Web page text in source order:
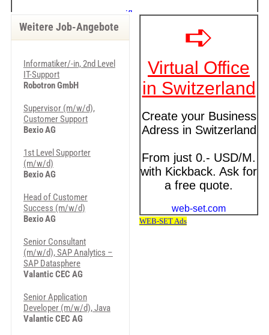
Weitere Job-Angebote
Informatiker/-in, 2nd Level
IT-Support
Robotron GmbH
Supervisor (m/w/d),
Customer Support
Bexio AG
1st Level Supporter
(m/w/d)
Bexio AG
Head of Customer
Success (m/w/d)
Bexio AG
Senior Consultant
(m/w/d), SAP Analytics –
SAP Datasphere
Valantic CEC AG
Senior Application
Developer (m/w/d), Java
Valantic CEC AG